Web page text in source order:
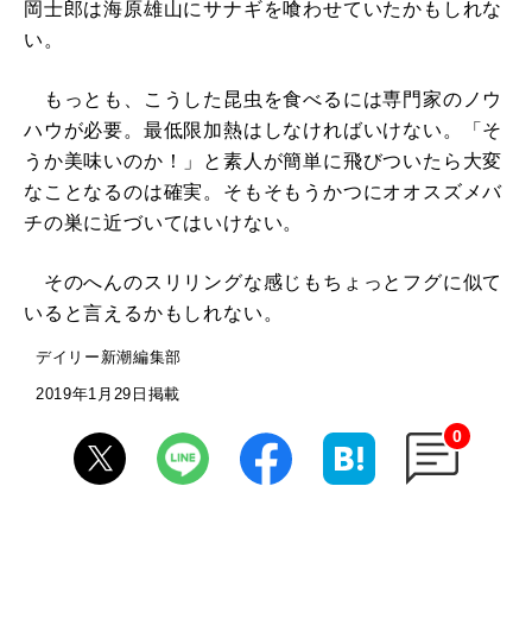
岡士郎は海原雄山にサナギを喰わせていたかもしれな
い。
もっとも、こうした昆虫を食べるには専門家のノウ
ハウが必要。最低限加熱はしなければいけない。「そ
うか美味いのか！」と素人が簡単に飛びついたら大変
なことなるのは確実。そもそもうかつにオオスズメバ
チの巣に近づいてはいけない。
そのへんのスリリングな感じもちょっとフグに似て
いると言えるかもしれない。
デイリー新潮編集部
2019年1月29日掲載
0